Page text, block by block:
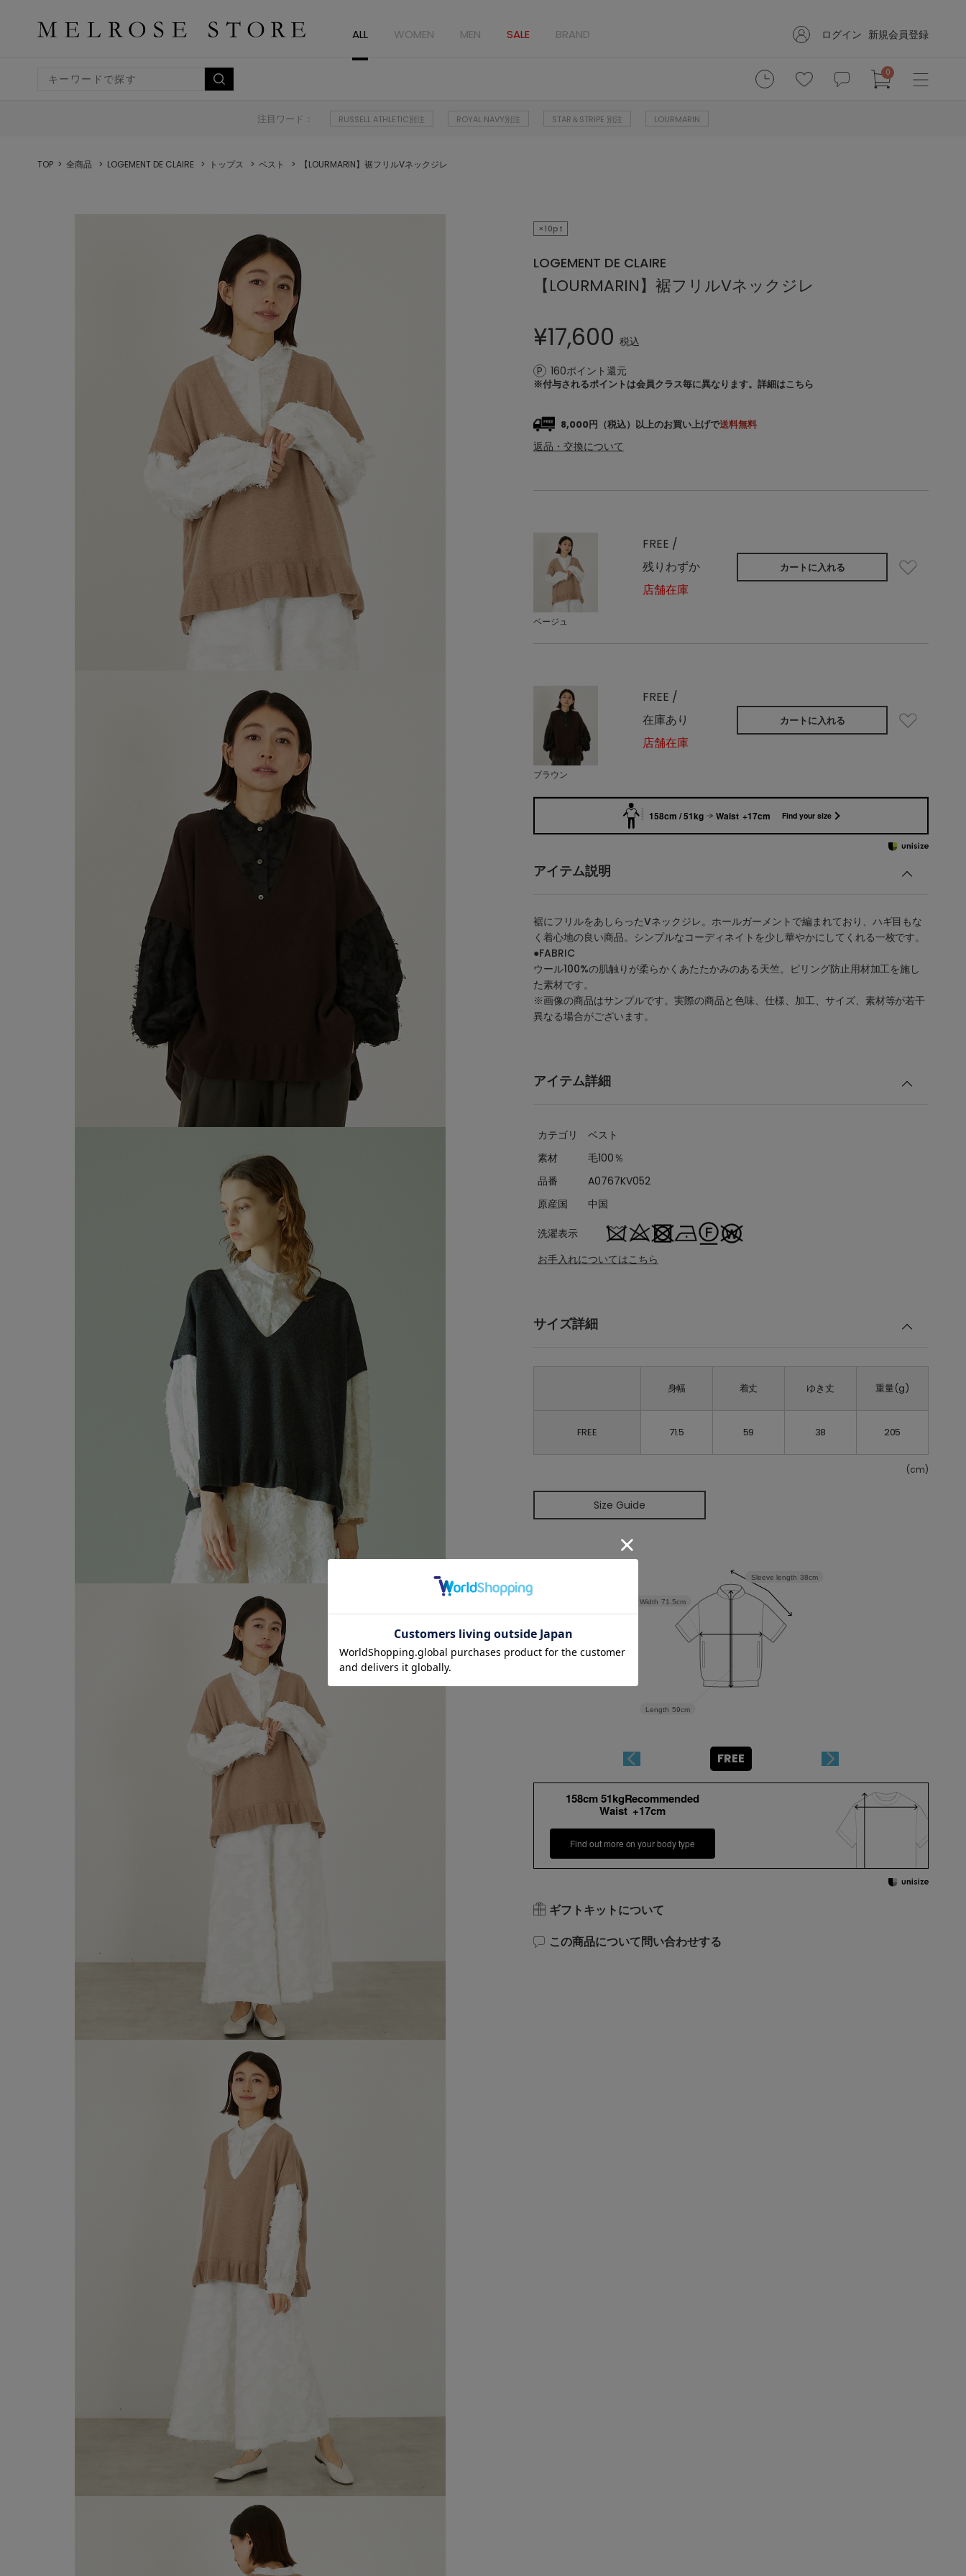
ALL WOMEN MEN SALE BRAND ログイン 新規会員登録
0
注目ワード： RUSSELL ATHLETIC別注 ROYAL NAVY別注 STAR＆STRIPE 別注 LOURMARIN
TOP 全商品 LOGEMENT DE CLAIRE トップス ベスト 【LOURMARIN】裾フリルVネックジレ
×10pt
LOGEMENT DE CLAIRE
【LOURMARIN】裾フリルVネックジレ
¥17,600 税込
160ポイント還元
※付与されるポイントは会員クラス毎に異なります。 詳細はこちら
8,000円（税込）以上のお買い上げで送料無料
返品・交換について
ベージュ
FREE /
残りわずか
店舗在庫
カートに入れる
ブラウン
FREE /
在庫あり
店舗在庫
カートに入れる
158cm / 51kg Waist +17cm Find your size
アイテム説明
裾にフリルをあしらったVネックジレ。ホールガーメントで編まれており、ハギ目もな
く着心地の良い商品。シンプルなコーディネイトを少し華やかにしてくれる一枚です。
●FABRIC
ウール100%の肌触りが柔らかくあたたかみのある天竺。ピリング防止用材加工を施し
た素材です。
※画像の商品はサンプルです。実際の商品と色味、仕様、加工、サイズ、素材等が若干
異なる場合がございます。
アイテム詳細
カテゴリ
ベスト
素材
毛100％
品番
A0767KV052
原産国
中国
洗濯表示
お手入れについてはこちら
サイズ詳細
身幅 着丈 ゆき丈 重量(g)
FREE 71.5 59 38 205
(cm)
Size Guide
Sleeve length 38cm
Length 59cm
Width 71.5cm
FREE
158cm 51kgRecommended
Waist +17cm
Find out more on your body type
ギフトキットについて
この商品について問い合わせする